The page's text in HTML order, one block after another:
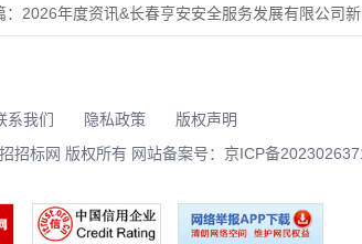
2026年度资讯&长春亨安安全服务发展有限公司
系我们 隐私政策
版权声明
标网 版权所有 网站备案号： 京ICP备